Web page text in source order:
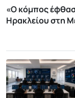
«Ο κόμπος
Ηρακλείου στη